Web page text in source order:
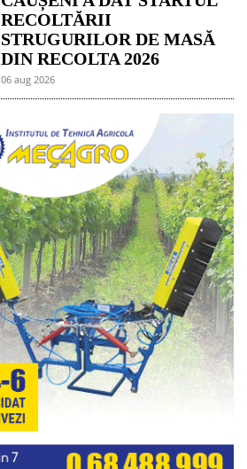
RECOLTĂRII
STRUGURILOR DE MASĂ
DIN RECOLTA 2026
06 aug 2026